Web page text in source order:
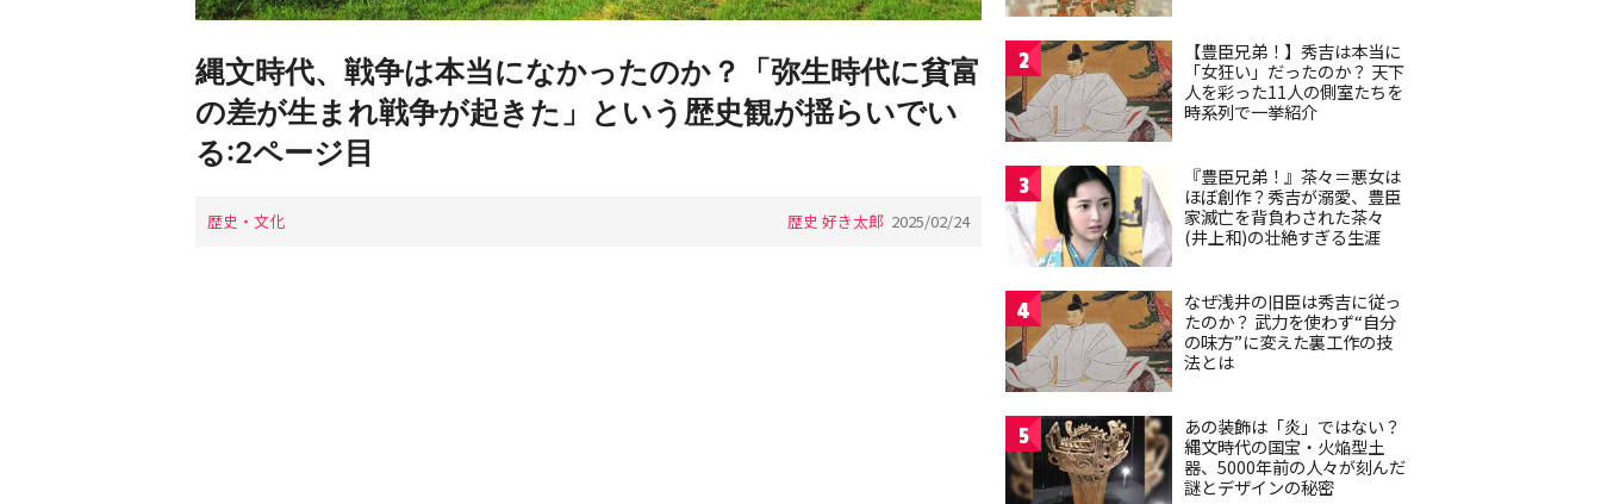
縄文時代、戦争は本当になかったのか？「弥生時代に貧富
の差が生まれ戦争が起きた」という歴史観が揺らいでい
る:2ページ目
歴史・文化 歴史 好き太郎 2025/02/24
2
【豊臣兄弟！】秀吉は本当に
「女狂い」だったのか？ 天下
人を彩った11人の側室たちを
時系列で一挙紹介
3
『豊臣兄弟！』茶々＝悪女は
ほぼ創作？秀吉が溺愛、豊臣
家滅亡を背負わされた茶々
(井上和)の壮絶すぎる生涯
4
なぜ浅井の旧臣は秀吉に従っ
たのか？ 武力を使わず“自分
の味方”に変えた裏工作の技
法とは
5
あの装飾は「炎」ではない？
縄文時代の国宝・火焔型土
器、5000年前の人々が刻んだ
謎とデザインの秘密